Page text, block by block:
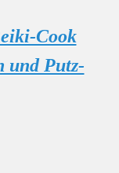
Cook
und Putz-